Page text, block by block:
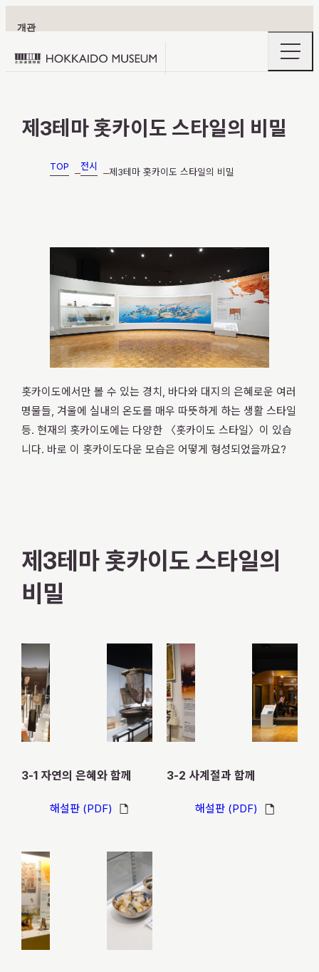
개관
Hokkaido
the
홋카이도의 숨은 매력
개관
2026.08.09（일）
X
official
YouTube
official
제3테마 홋카이도 스타일의 비밀
TOP 전시 제3테마 홋카이도 스타일의 비밀
홋카이도에서만 볼 수 있는 경치, 바다와 대지의 은혜로운 여러
명물들, 겨울에 실내의 온도를 매우 따뜻하게 하는 생활 스타일
등. 현재의 홋카이도에는 다양한 〈홋카이도 스타일〉이 있습
니다. 바로 이 홋카이도다운 모습은 어떻게 형성되었을까요?
제3테마 홋카이도 스타일의
비밀
3-1 자연의 은혜와 함께
해설판 (PDF)
3-2 사계절과 함께
해설판 (PDF)